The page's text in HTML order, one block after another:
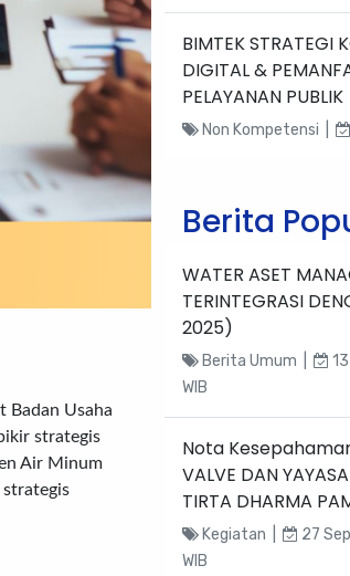
Badan Usaha
strategis
Air Minum
strategis
BIMTEK STRATEGI
DIGITAL &
PELAYANAN PUBLIK
Non Kompetensi |
Berita
WATER ASET
TERINTEGRASI
2025)
Berita Umum |
WIB
Nota
VALVE DAN
TIRTA DHARMA
Kegiatan |
27
WIB